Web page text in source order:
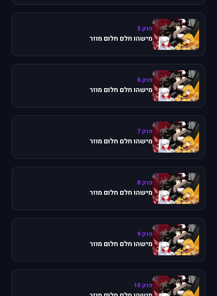
פרק 5
מישהו חלם חלום מוזר
פרק 6
מישהו חלם חלום מוזר
פרק 7
מישהו חלם חלום מוזר
פרק 8
מישהו חלם חלום מוזר
פרק 9
מישהו חלם חלום מוזר
פרק 10